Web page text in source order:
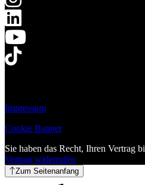
Impressum
Cookie Banner
Sie haben das Recht, Ihren Vertrag
Vertrag widerrufen
Zum Seitenanfang